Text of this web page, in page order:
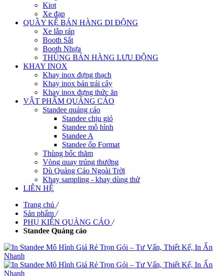
Kiot
Xe đạp
QUẦY KỆ BÁN HÀNG DI ĐỘNG
Xe lắp ráp
Booth Sắt
Booth Nhựa
THÙNG BÁN HÀNG LƯU ĐỘNG
KHAY INOX
Khay inox đựng thạch
Khay inox bán trái cây
Khay inox đựng thức ăn
VẬT PHẨM QUẢNG CÁO
Standee quảng cáo
Standee chịu gió
Standee mô hình
Standee A
Standee ốp Format
Thùng bốc thăm
Vòng quay trúng thưởng
Dù Quảng Cáo Ngoài Trời
Khay sampling - khay dùng thử
LIÊN HỆ
Trang chủ /
Sản phẩm /
PHỤ KIỆN QUẢNG CÁO /
Standee Quảng cáo